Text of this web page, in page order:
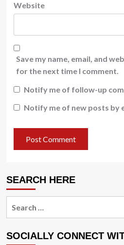
Website
Save my name, email, and
for the next time I comment.
Notify me of follow-up
Notify me of new posts by
SEARCH HERE
SOCIALLY CONNECT